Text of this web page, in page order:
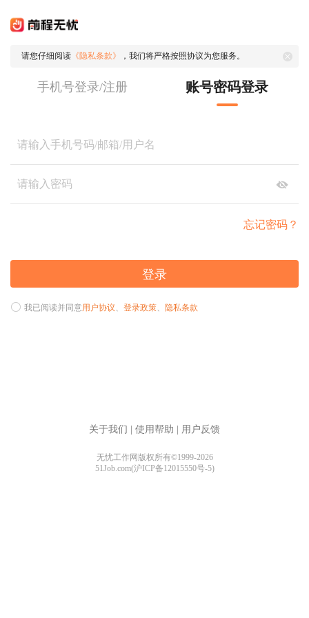
请您仔细阅读 《隐私条款》 ，我们将严格按照协议为您服务。
手机号登录/注册 账号密码登录
忘记密码？
登录
我已阅读并同意用户协议、 登录政策、 隐私条款
关于我们 使用帮助 用户反馈
无忧工作网版权所有©1999-2026
51Job.com(沪ICP备12015550号-5)